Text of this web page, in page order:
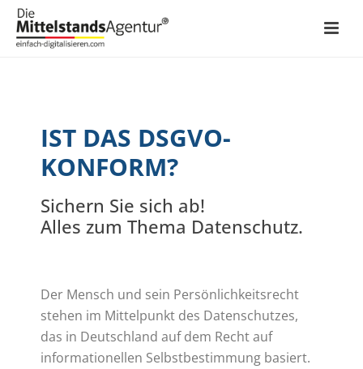
IST DAS DSGVO-
KONFORM?
Sichern Sie sich ab!
Alles zum Thema Datenschutz.
Der Mensch und sein Persönlichkeitsrecht
stehen im Mittelpunkt des Datenschutzes,
das in Deutschland auf dem Recht auf
informationellen Selbstbestimmung basiert.